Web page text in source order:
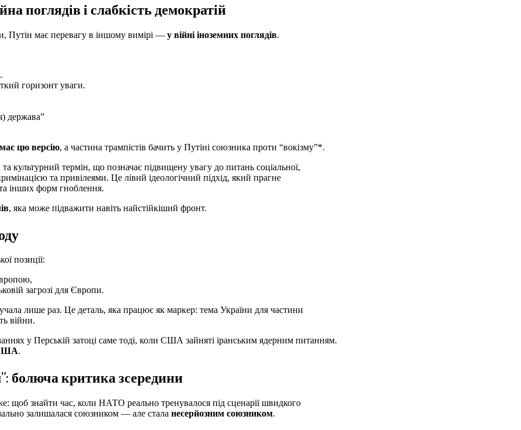
поглядів і слабкість демократій
Путін має перевагу в іншому вимірі — у війні іноземних поглядів.
горизонт уваги.
держава”
цю версію, а частина трампістів бачить у Путіні союзника проти “вокізму”*.
термін, що позначає підвищену увагу до питань соціальної,
та привілеями. Це лівий ідеологічний підхід, який прагне
інших форм гноблення.
, яка може підважити навіть найстійкіший фронт.
позиції:
загрозі для Європи.
лише раз. Це деталь, яка працює як маркер: тема України для частини
війни.
у Перській затоці саме тоді, коли США зайняті іранським ядерним питанням.
США.
болюча критика зсередини
щоб знайти час, коли НАТО реально тренувалося під сценарії швидкого
залишалася союзником — але стала несерйозним союзником.